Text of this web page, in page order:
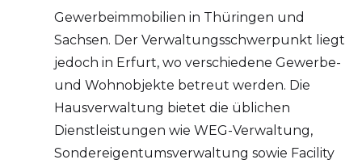
Gewerbeimmobilien in Thüringen und
Sachsen. Der Verwaltungsschwerpunkt liegt
jedoch in Erfurt, wo verschiedene Gewerbe-
und Wohnobjekte betreut werden. Die
Hausverwaltung bietet die üblichen
Dienstleistungen wie WEG-Verwaltung,
Sondereigentumsverwaltung sowie Facility